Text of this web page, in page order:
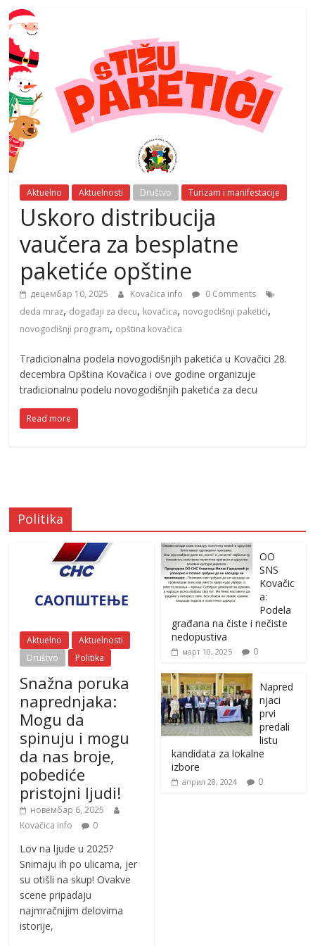
Aktuelno Aktuelnosti Društvo Turizam i manifestacije
Uskoro distribucija
vaučera za besplatne
paketiće opštine
децембар 10, 2025 Kovačica info
0 Comments
deda mraz, događaji za decu, kovačica, novogodišnji paketići,
novogodišnji program, opština kovačica
Tradicionalna podela novogodišnjih paketića u Kovačici 28.
decembra Opština Kovačica i ove godine organizuje
tradicionalnu podelu novogodišnjih paketića za decu
Read more
Politika
Aktuelno
Aktuelnosti
Društvo
Politika
Snažna poruka
naprednjaka:
Mogu da
spinuju i mogu
da nas broje,
pobediće
pristojni ljudi!
новембар 6, 2025
Kovačica info
0
Lov na ljude u 2025?
Snimaju ih po ulicama, jer
su otišli na skup! Ovakve
scene pripadaju
najmračnijim delovima
istorije,
OO
SNS
Kovačic
a:
Podela
građana na čiste i nečiste
nedopustiva
март 10, 2025 0
Napred
njaci
prvi
predali
listu
kandidata za lokalne
izbore
април 28, 2024 0